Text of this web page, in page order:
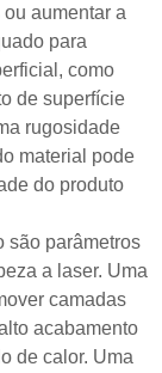
aumentar a
para
como
de superfície
rugosidade
material pode
do produto
são parâmetros
a laser. Uma
camadas
acabamento
de calor. Uma